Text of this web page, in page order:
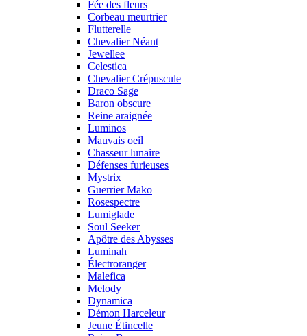
Fée des fleurs
Corbeau meurtrier
Flutterelle
Chevalier Néant
Jewellee
Celestica
Chevalier Crépuscule
Draco Sage
Baron obscure
Reine araignée
Luminos
Mauvais oeil
Chasseur lunaire
Défenses furieuses
Mystrix
Guerrier Mako
Rosespectre
Lumiglade
Soul Seeker
Apôtre des Abysses
Luminah
Électroranger
Malefica
Melody
Dynamica
Démon Harceleur
Jeune Étincelle